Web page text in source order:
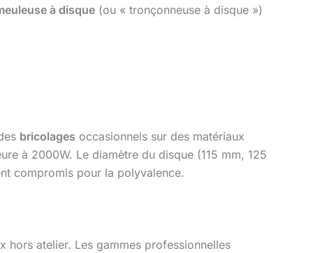
à disque (ou « tronçonneuse à disque »)
bricolages occasionnels sur des matériaux
à 2000W. Le diamètre du disque (115 mm, 125
compromis pour la polyvalence.
hors atelier. Les gammes professionnelles